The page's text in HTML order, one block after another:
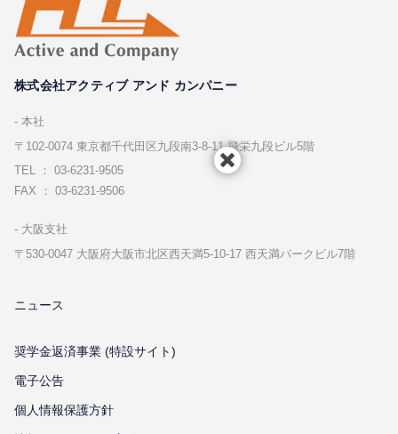
株式会社アクティブ アンド カンパニー
本社
〒102-0074 東京都千代⽥区九段南3-8-11 飛栄九段ビル5階
TEL ： 03-6231-9505
FAX ： 03-6231-9506
⼤阪⽀社
〒530-0047 ⼤阪府⼤阪市北区⻄天満5-10-17 ⻄天満パークビル7階
ニュース
奨学金返済事業 (特設サイト)
電子公告
個⼈情報保護⽅針